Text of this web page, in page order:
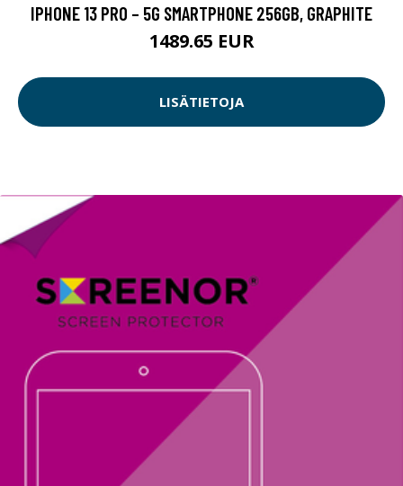
IPHONE 13 PRO – 5G SMARTPHONE 256GB, GRAPHITE
1489.65 EUR
LISÄTIETOJA